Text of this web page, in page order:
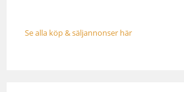
Se alla köp & säljannonser här